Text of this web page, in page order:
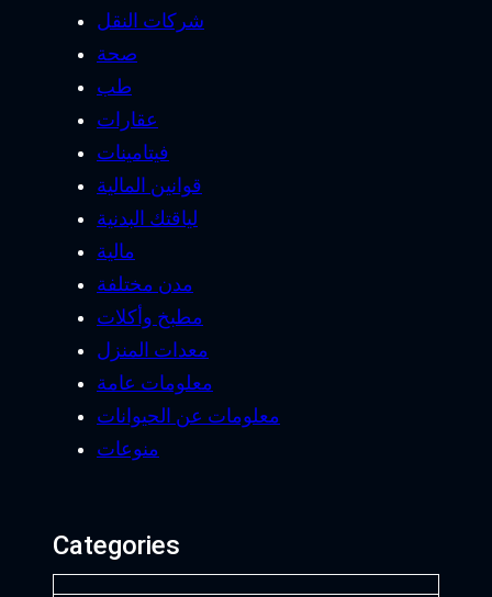
شركات النقل
صحة
طب
عقارات
فيتامينات
قوانين المالية
لياقتك البدنية
مالية
مدن مختلفة
مطبخ وأكلات
معدات المنزل
معلومات عامة
معلومات عن الحيوانات
منوعات
Categories